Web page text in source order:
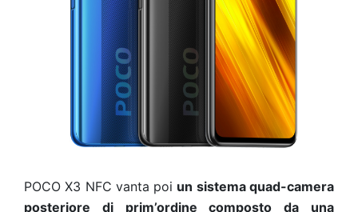
POCO X3 NFC vanta poi un sistema quad-camera
posteriore di prim’ordine composto da una